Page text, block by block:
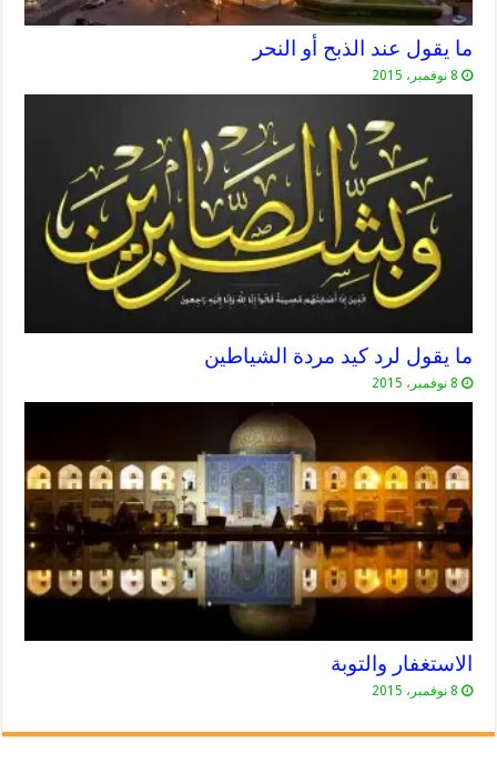
ما يقول عند الذبح أو النحر
8 نوفمبر، 2015
ما يقول لرد كيد مردة الشياطين
8 نوفمبر، 2015
الاستغفار والتوبة
8 نوفمبر، 2015